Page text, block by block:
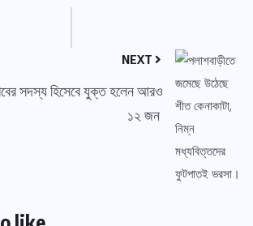
NEXT
সদস্য হিসেবে যুক্ত হলেন আরও
১২ জন